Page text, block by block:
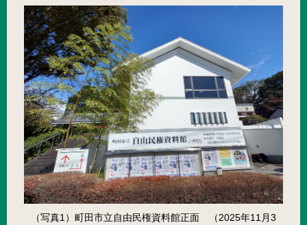
（写真1）町田市立自由民権資料館正面 （2025年11月3